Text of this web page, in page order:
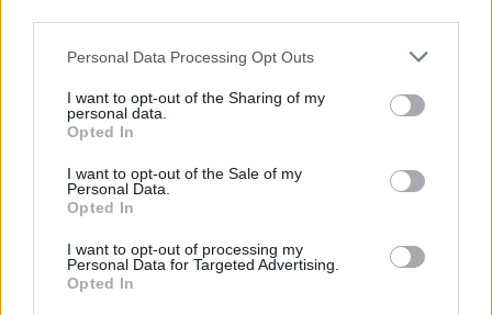
Personal Data Processing Opt Outs
I want to opt-out of the Sharing of my
personal data.
Opted In
I want to opt-out of the Sale of my
Personal Data.
Opted In
I want to opt-out of processing my
Personal Data for Targeted Advertising.
Opted In